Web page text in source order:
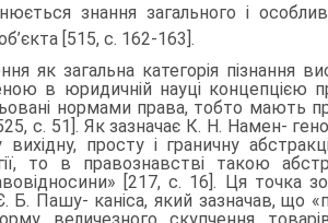
знання загального і
[515, с. 162-163].
як загальна категорія пізнан­ня
в юридичній науці концепцією
норма­ми права, тобто мають
с. 51]. Як зазначає К. Н. Намен-
просту і граничну
то в правознавстві такою
[217, с. 16]. Ця точка
Б. Пашу- каніса, який зазначав, що